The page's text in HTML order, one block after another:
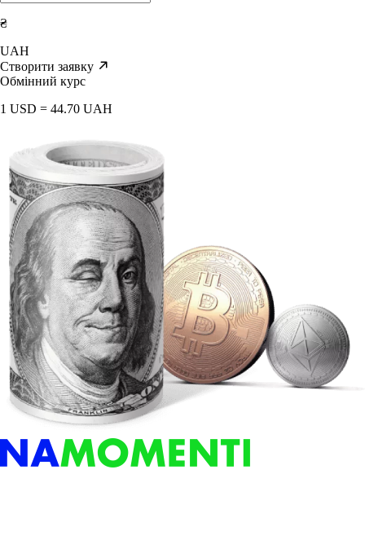
₴
UAH
Створити заявку
Обмінний курс
1 USD = 44.70 UAH